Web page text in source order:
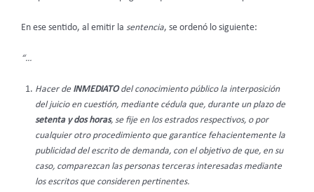
En ese sentido, al emitir la sentencia, se ordenó lo siguiente:
“…
Hacer de INMEDIATOdel conocimiento público la interposición
del juicio en cuestión, mediante cédula que, durante un plazo de
setenta y dos horas, se fije en los estrados respectivos, o por
cualquier otro procedimiento que garantice fehacientemente la
publicidad del escrito de demanda, con el objetivo de que, en su
caso, comparezcan las personas terceras interesadas mediante
los escritos que consideren pertinentes.